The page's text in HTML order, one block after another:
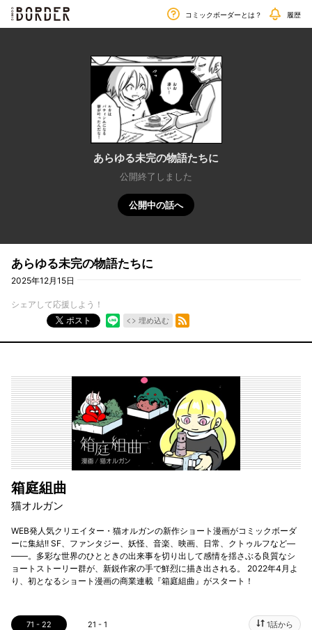
border
毎週金曜日更新!! コミックボーダーとは？ 履歴
あらゆる未完の物語たちに
公開終了しました
公開中の話へ
あらゆる未完の物語たちに
2025年12月15日
シェアして応援しよう！
ポスト
埋め込む
RSSフィード
箱庭組曲
猫オルガン
WEB発人気クリエイター・猫オルガンの新作ショート漫画がコミックボーダ
ーに集結!! SF、ファンタジー、妖怪、音楽、映画、日常、クトゥルフなど―
――。多彩な世界のひとときの出来事を切り出して感情を揺さぶる良質なシ
ョートストーリー群が、新鋭作家の手で鮮烈に描き出される。 2022年4月よ
り、初となるショート漫画の商業連載『箱庭組曲』がスタート！
71 - 22 21 - 1 1話から